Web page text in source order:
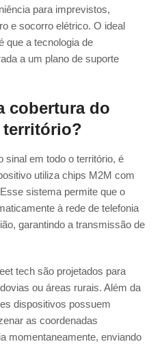
para imprevistos,
e socorro elétrico. O ideal
que a tecnologia de
a um plano de suporte
cobertura do
território?
sinal em todo o território, é
utiliza chips M2M com
sistema permite que o
à rede de telefonia
garantindo a transmissão de
tech são projetados para
ou áreas rurais. Além da
dispositivos possuem
as coordenadas
momentaneamente, enviando